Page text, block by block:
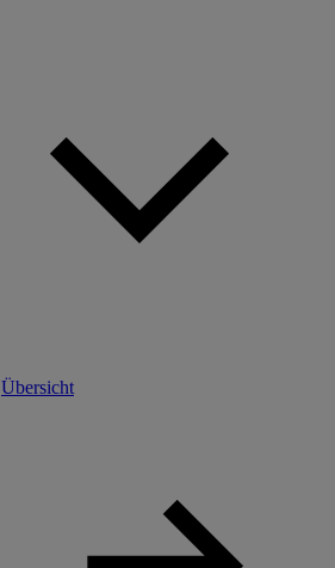
Übersicht